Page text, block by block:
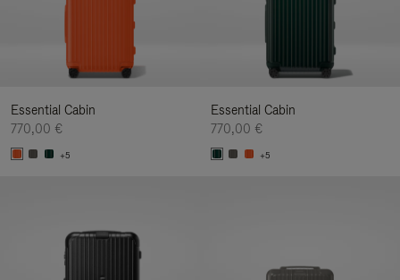
Essential Cabin
770,00 €
+5
Essential Cabin
770,00 €
+5